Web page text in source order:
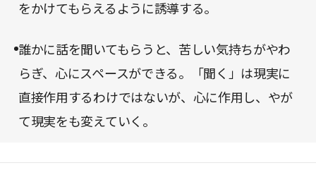
をかけてもらえるように誘導する。
誰かに話を聞いてもらうと、苦しい気持ちがやわ
らぎ、心にスペースができる。「聞く」は現実に
直接作用するわけではないが、心に作用し、やが
て現実をも変えていく。